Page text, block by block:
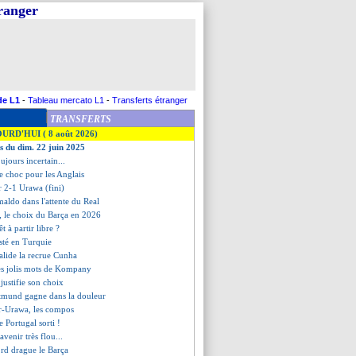
L1 - Tableau mercato L1 - Transferts étranger
TRANSFERTS
( 8 août 2026)
du dim. 22 juin 2025
incertain...
choc pour les Anglais
2-1 Urawa (fini)
dans l'attente du Real
le choix du Barça en 2026
à partir libre ?
en Turquie
la recrue Cunha
jolis mots de Kompany
son choix
gagne dans la douleur
Urawa, les compos
Portugal sorti !
très flou...
drague le Barça